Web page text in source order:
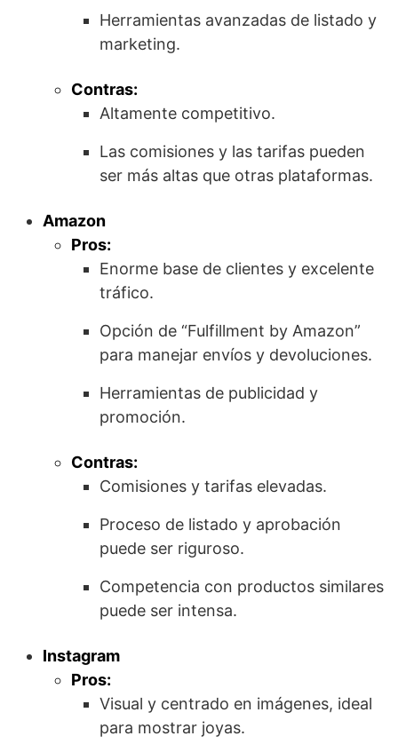
Herramientas avanzadas de listado y
marketing.
Contras:
Altamente competitivo.
Las comisiones y las tarifas pueden
ser más altas que otras plataformas.
Amazon
Pros:
Enorme base de clientes y excelente
tráfico.
Opción de “Fulfillment by Amazon”
para manejar envíos y devoluciones.
Herramientas de publicidad y
promoción.
Contras:
Comisiones y tarifas elevadas.
Proceso de listado y aprobación
puede ser riguroso.
Competencia con productos similares
puede ser intensa.
Instagram
Pros:
Visual y centrado en imágenes, ideal
para mostrar joyas.